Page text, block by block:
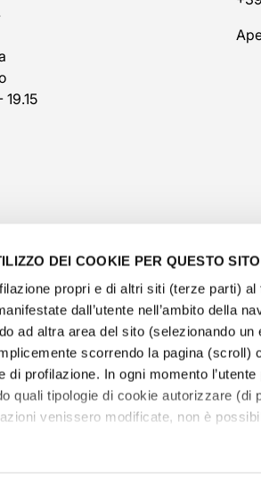
DEI COOKIE PER QUESTO SITO
propri e di altri siti (terze parti)
dall’utente nell’ambito della
ad altra area del sito (selezionando
scorrendo la pagina (scroll)
di profilazione. In ogni momento
quali tipologie di cookie autorizzare (di
venissero modificate, non è
19.15
@veschetti1949-
-cookies policy-ethical code
Veschetti Gioielli S.r.l. -